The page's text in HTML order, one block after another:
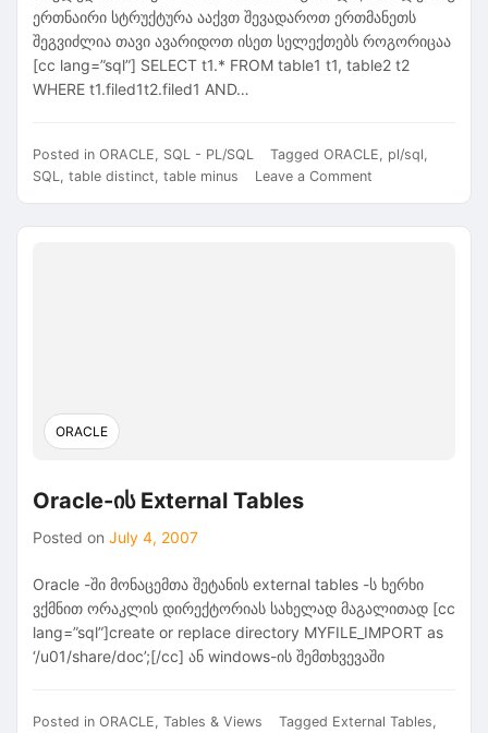
ერთნაირი სტრუქტურა ააქვთ შევადაროთ ერთმანეთს
შეგვიძლია თავი ავარიდოთ ისეთ სელექთებს როგორიცაა
[cc lang=”sql”] SELECT t1.* FROM table1 t1, table2 t2
WHERE t1.filed1t2.filed1 AND…
Posted in ORACLE, SQL - PL/SQL Tagged ORACLE, pl/sql,
SQL, table distinct, table minus Leave a Comment
ORACLE
Oracle-ის External Tables
Posted on July 4, 2007
Oracle -ში მონაცემთა შეტანის external tables -ს ხერხი
ვქმნით ორაკლის დირექტორიას სახელად მაგალითად [cc
lang=”sql”]create or replace directory MYFILE_IMPORT as
‘/u01/share/doc’;[/cc] ან windows-ის შემთხვევაში
Posted in ORACLE, Tables & Views Tagged External Tables,